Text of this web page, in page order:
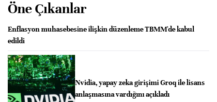
Öne Çıkanlar
Enflasyon muhasebesine ilişkin düzenleme TBMM'de kabul
edildi
Nvidia, yapay zeka girişimi Groq ile lisans
anlaşmasına vardığını açıkladı